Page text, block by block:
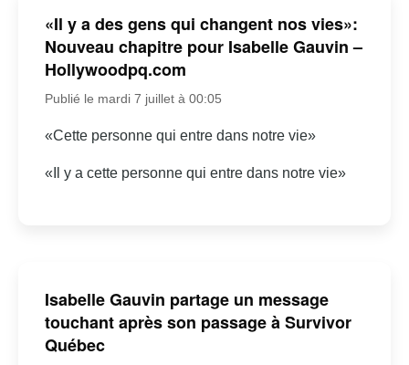
«Il y a des gens qui changent nos vies»:
Nouveau chapitre pour Isabelle Gauvin –
Hollywoodpq.com
Publié le mardi 7 juillet à 00:05
«Cette personne qui entre dans notre vie»
«Il y a cette personne qui entre dans notre vie»
Isabelle Gauvin partage un message
touchant après son passage à Survivor
Québec